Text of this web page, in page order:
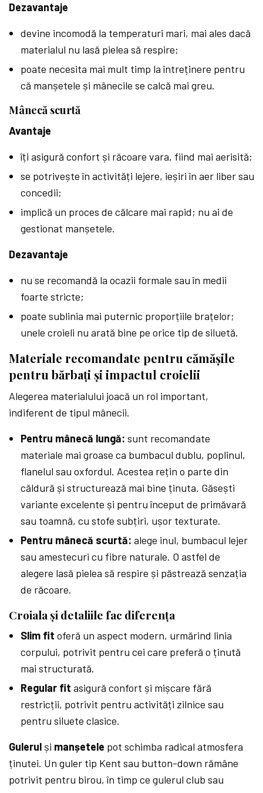
Dezavantaje
devine incomodă la temperaturi mari, mai ales dacă
materialul nu lasă pielea să respire;
poate necesita mai mult timp la întreținere pentru
că manșetele și mânecile se calcă mai greu.
Mânecă scurtă
Avantaje
îți asigură confort și răcoare vara, fiind mai aerisită;
se potrivește în activități lejere, ieșiri în aer liber sau
concedii;
implică un proces de călcare mai rapid; nu ai de
gestionat manșetele.
Dezavantaje
nu se recomandă la ocazii formale sau în medii
foarte stricte;
poate sublinia mai puternic proporțiile brațelor;
unele croieli nu arată bine pe orice tip de siluetă.
Materiale recomandate pentru cămășile
pentru bărbați și impactul croielii
Alegerea materialului joacă un rol important,
indiferent de tipul mânecii.
Pentru mânecă lungă: sunt recomandate
materiale mai groase ca bumbacul dublu, poplinul,
flanelul sau oxfordul. Acestea rețin o parte din
căldură și structurează mai bine ținuta. Găsești
variante excelente și pentru început de primăvară
sau toamnă, cu stofe subțiri, ușor texturate.
Pentru mânecă scurtă: alege inul, bumbacul lejer
sau amestecuri cu fibre naturale. O astfel de
alegere lasă pielea să respire și păstrează senzația
de răcoare.
Croiala și detaliile fac diferența
Slim fit oferă un aspect modern, urmărind linia
corpului, potrivit pentru cei care preferă o ținută
mai structurată.
Regular fit asigură confort și mișcare fără
restricții, potrivit pentru activități zilnice sau
pentru siluete clasice.
Gulerul și manșetele pot schimba radical atmosfera
ținutei. Un guler tip Kent sau button-down rămâne
potrivit pentru birou, în timp ce gulerul club sau